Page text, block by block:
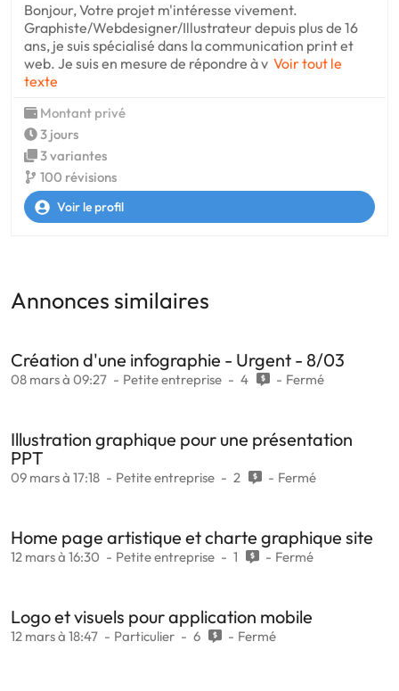
Bonjour, Votre projet m'intéresse vivement.
Graphiste/Webdesigner/Illustrateur depuis plus de 16
ans, je suis spécialisé dans la communication print et
web. Je suis en mesure de répondre à v Voir tout le
texte
Montant privé
3 jours
3 variantes
100 révisions
Voir le profil
Annonces similaires
Création d'une infographie - Urgent - 8/03
08 mars à 09:27 Petite entreprise 4 Fermé
Illustration graphique pour une présentation
PPT
09 mars à 17:18 Petite entreprise 2 Fermé
Home page artistique et charte graphique site
12 mars à 16:30 Petite entreprise 1 Fermé
Logo et visuels pour application mobile
12 mars à 18:47 Particulier 6 Fermé